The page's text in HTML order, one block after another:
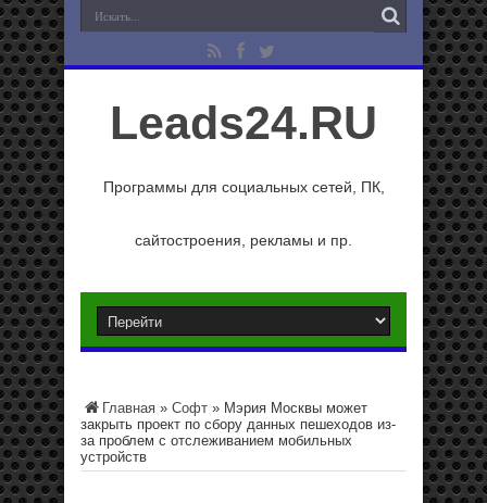
Leads24.RU
Программы для социальных сетей, ПК,
сайтостроения, рекламы и пр.
Главная » Софт » Мэрия Москвы может
закрыть проект по сбору данных пешеходов из-
за проблем с отслеживанием мобильных
устройств